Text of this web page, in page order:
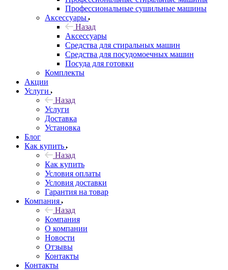
Профессиональные сушильные машины
Аксессуары
Назад
Аксессуары
Средства для стиральных машин
Средства для посудомоечных машин
Посуда для готовки
Комплекты
Акции
Услуги
Назад
Услуги
Доставка
Установка
Блог
Как купить
Назад
Как купить
Условия оплаты
Условия доставки
Гарантия на товар
Компания
Назад
Компания
О компании
Новости
Отзывы
Контакты
Контакты